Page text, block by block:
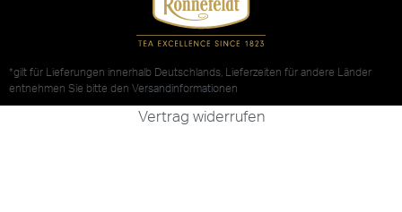
*gilt für Lieferungen innerhalb Deutschlands, Lieferzeiten für andere Länder
entnehmen Sie bitte den Versandinformationen
Vertrag widerrufen